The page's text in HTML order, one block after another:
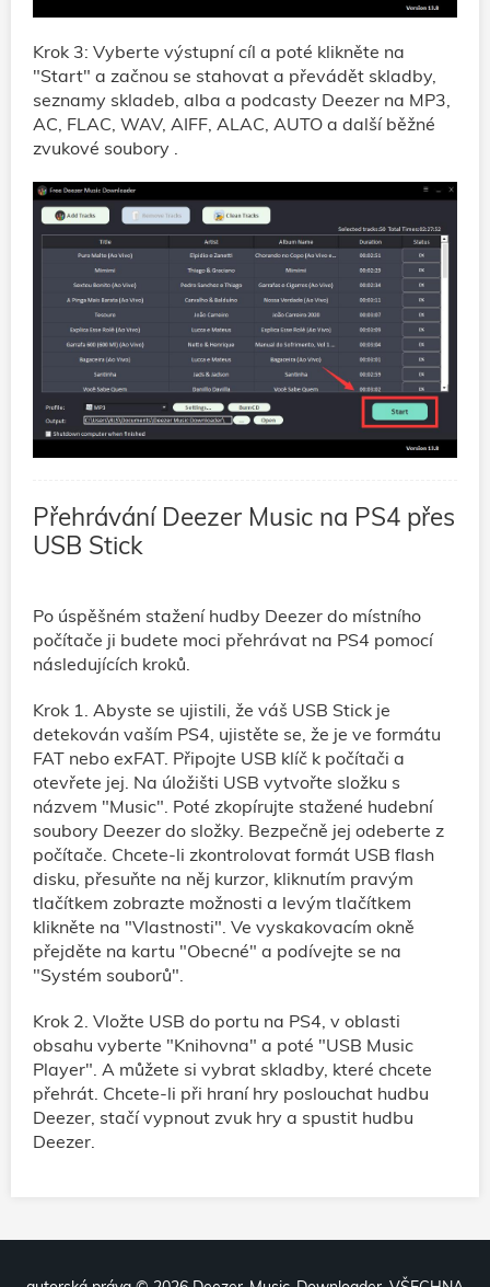
Krok 3: Vyberte výstupní cíl a poté klikněte na
"Start" a začnou se stahovat a převádět skladby,
seznamy skladeb, alba a podcasty Deezer na MP3,
AC, FLAC, WAV, AIFF, ALAC, AUTO a další běžné
zvukové soubory .
Přehrávání Deezer Music na PS4 přes
USB Stick
Po úspěšném stažení hudby Deezer do místního
počítače ji budete moci přehrávat na PS4 pomocí
následujících kroků.
Krok 1. Abyste se ujistili, že váš USB Stick je
detekován vaším PS4, ujistěte se, že je ve formátu
FAT nebo exFAT. Připojte USB klíč k počítači a
otevřete jej. Na úložišti USB vytvořte složku s
názvem "Music". Poté zkopírujte stažené hudební
soubory Deezer do složky. Bezpečně jej odeberte z
počítače. Chcete-li zkontrolovat formát USB flash
disku, přesuňte na něj kurzor, kliknutím pravým
tlačítkem zobrazte možnosti a levým tlačítkem
klikněte na "Vlastnosti". Ve vyskakovacím okně
přejděte na kartu "Obecné" a podívejte se na
"Systém souborů".
Krok 2. Vložte USB do portu na PS4, v oblasti
obsahu vyberte "Knihovna" a poté "USB Music
Player". A můžete si vybrat skladby, které chcete
přehrát. Chcete-li při hraní hry poslouchat hudbu
Deezer, stačí vypnout zvuk hry a spustit hudbu
Deezer.